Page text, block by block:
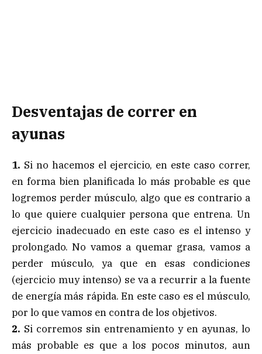
Desventajas de correr en
ayunas
1. Si no hacemos el ejercicio, en este caso correr,
en forma bien planificada lo más probable es que
logremos perder músculo, algo que es contrario a
lo que quiere cualquier persona que entrena. Un
ejercicio inadecuado en este caso es el intenso y
prolongado. No vamos a quemar grasa, vamos a
perder músculo, ya que en esas condiciones
(ejercicio muy intenso) se va a recurrir a la fuente
de energía más rápida. En este caso es el músculo,
por lo que vamos en contra de los objetivos.
2. Si corremos sin entrenamiento y en ayunas, lo
más probable es que a los pocos minutos, aun